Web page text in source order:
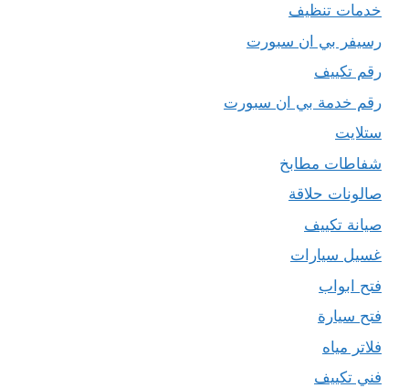
خدمات تنظيف
رسيفر بي ان سبورت
رقم تكييف
رقم خدمة بي ان سبورت
ستلايت
شفاطات مطابخ
صالونات حلاقة
صيانة تكييف
غسيل سيارات
فتح ابواب
فتح سيارة
فلاتر مياه
فني تكييف